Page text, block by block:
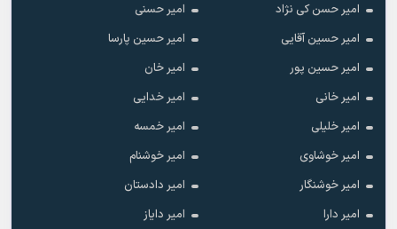
امیر حسن کی نژاد
امیر حسنی
امیر حسین آقایی
امیر حسین پارسا
امیر حسین پور
امیر خان
امیر خانی
امیر خدایی
امیر خلیلی
امیر خمسه
امیر خوشاوی
امیر خوشنام
امیر خوشنگار
امیر دادستان
امیر دارا
امیر دایاز